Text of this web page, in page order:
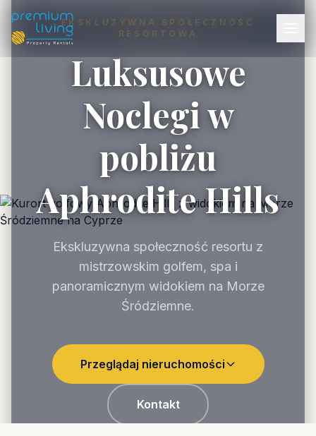
EKSKLUZYWNA SPOŁECZNOŚĆ
RESORTOWA
Luksusowe
Noclegi w
pobliżu
Aphrodite Hills
Ekskluzywna społeczność resortu z
mistrzowskim golfem, spa i
panoramicznym widokiem na Morze
Śródziemne.
Przeglądaj nieruchomości
Kontakt